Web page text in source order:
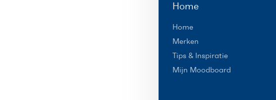
Home
Home
Merken
Tips & Inspiratie
Mijn Moodboard